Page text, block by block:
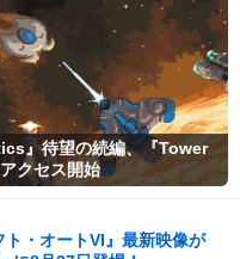
』待望の続編、『Tower
クセス開始
ト・オートVI』最新映像が